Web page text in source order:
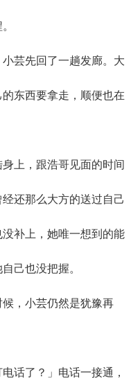
芸先回了一趟发廊。大
东西要拿走，顺便也在
上，跟浩哥见面的时间
还那么大方的送过自己
补上，她唯一想到的能
己也没把握。
，小芸仍然是犹豫再
了？」电话一接通，